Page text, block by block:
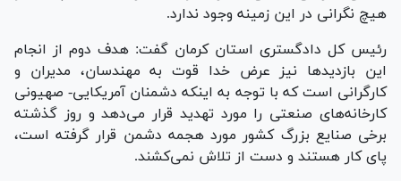
هیچ نگرانی در این زمینه وجود ندارد.
رئیس کل دادگستری استان کرمان گفت: هدف دوم از انجام
این بازدید‌ها نیز عرض خدا قوت به مهندسان، مدیران و
کارگرانی است که با توجه به اینکه دشمنان آمریکایی- صهیونی
کارخانه‌های صنعتی را مورد تهدید قرار می‌دهد و روز گذشته
برخی صنایع بزرگ کشور مورد هجمه دشمن قرار گرفته است،
پای کار هستند و دست از تلاش نمی‌کشند.